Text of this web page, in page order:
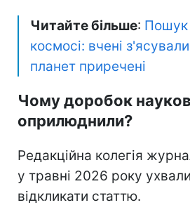
Читайте більше: Пошук
космосі: вчені
планет приречені
Чому доробок
оприлюднили?
Редакційна колегія
у травні 2026 року
відкликати статтю.